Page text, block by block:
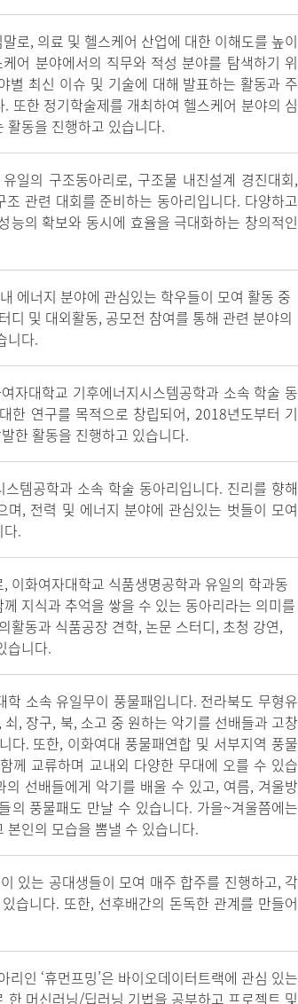
로, 의료 및 헬스케어 산업에 대한 이해도를 높이
어 분야에서의 직무와 적성 분야를 탐색하기 위
별 최신 이슈 및 기술에 대해 발표하는 활동과 주
또한 정기학술제를 개최하여 헬스케어 분야의 심
활동을 진행하고 있습니다.
일의 구조동아리로, 구조물 내진설계 경진대회,
관련 대회를 준비하는 동아리입니다. 다양하고
능의 확보와 동시에 효율을 극대화하는 창의적인
에너지 분야에 관심있는 학우들이 모여 활동 중
디 및 대외활동, 공모전 참여를 통해 관련 분야의
니다.
자대학교 기후에너지시스템공학과 소속 학술 동
한 연구를 목적으로 창립되어, 2018년도부터 기
한 활동을 진행하고 있습니다.
템공학과 소속 학술 동아리입니다. 진리를 향해
며, 전력 및 에너지 분야에 관심있는 벗들이 모여
.
화여자대학교 식품생명공학과 유일의 학과동
지식과 추억을 쌓을 수 있는 동아리라는 의미를
활동과 식품공장 견학, 논문 스터디, 초청 강연,
습니다.
소속 유일무이 풍물패입니다. 전라북도 무형유
, 장구, 북, 소고 중 원하는 악기를 선배들과 고창
다. 또한, 이화여대 풍물패연합 및 서부지역 풍물
께 교류하며 교내외 다양한 무대에 오를 수 있습
선배들에게 악기를 배울 수 있고, 여름, 겨울방
의 풍물패도 만날 수 있습니다. 가을~겨울쯤에는
인의 모습을 뽐낼 수 있습니다.
있는 공대생들이 모여 매주 합주를 진행하고, 각
습니다. 또한, 선후배간의 돈독한 관계를 만들어
인 ‘휴먼프밍’은 바이오데이터트랙에 관심 있는
머신러닝/딥러닝 기법을 공부하고 프로젝트 및